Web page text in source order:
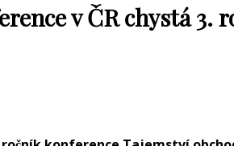
v ČR chystá 3.